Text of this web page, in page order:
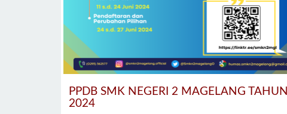
PPDB SMK NEGERI 2 MAGELANG TAHUN
2024